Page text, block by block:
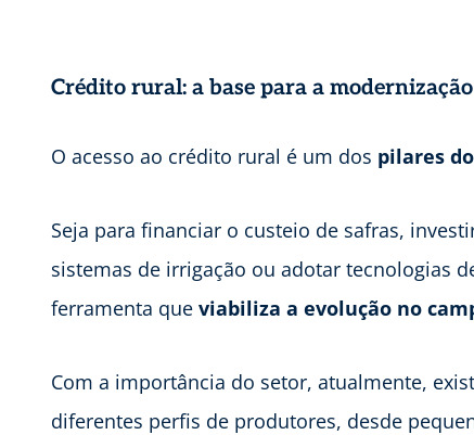
Crédito rural: a base para a
O acesso ao crédito rural é um dos pilares
Seja para financiar o custeio de safras,
sistemas de irrigação ou adotar tecnologias
ferramenta que viabiliza a evolução no
Com a importância do setor, atualmente,
diferentes perfis de produtores, desde